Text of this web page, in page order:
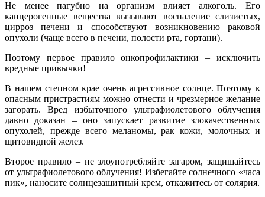
Не менее пагубно на организм влияет алкоголь. Его
канцерогенные вещества вызывают воспаление слизистых,
цирроз печени и способствуют возникновению раковой
опухоли (чаще всего в печени, полости рта, гортани).
Поэтому первое правило онкопрофилактики – исключить
вредные привычки!
В нашем степном крае очень агрессивное солнце. Поэтому к
опасным пристрастиям можно отнести и чрезмерное желание
загорать. Вред избыточного ультрафиолетового облучения
давно доказан – оно запускает развитие злокачественных
опухолей, прежде всего меланомы, рак кожи, молочных и
щитовидной желез.
Второе правило – не злоупотребляйте загаром, защищайтесь
от ультрафиолетового облучения! Избегайте солнечного «часа
пик», наносите солнцезащитный крем, откажитесь от солярия.